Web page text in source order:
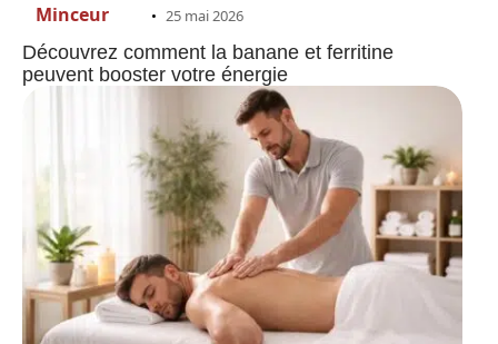
Minceur 25 mai 2026
Découvrez comment la banane et ferritine
peuvent booster votre énergie